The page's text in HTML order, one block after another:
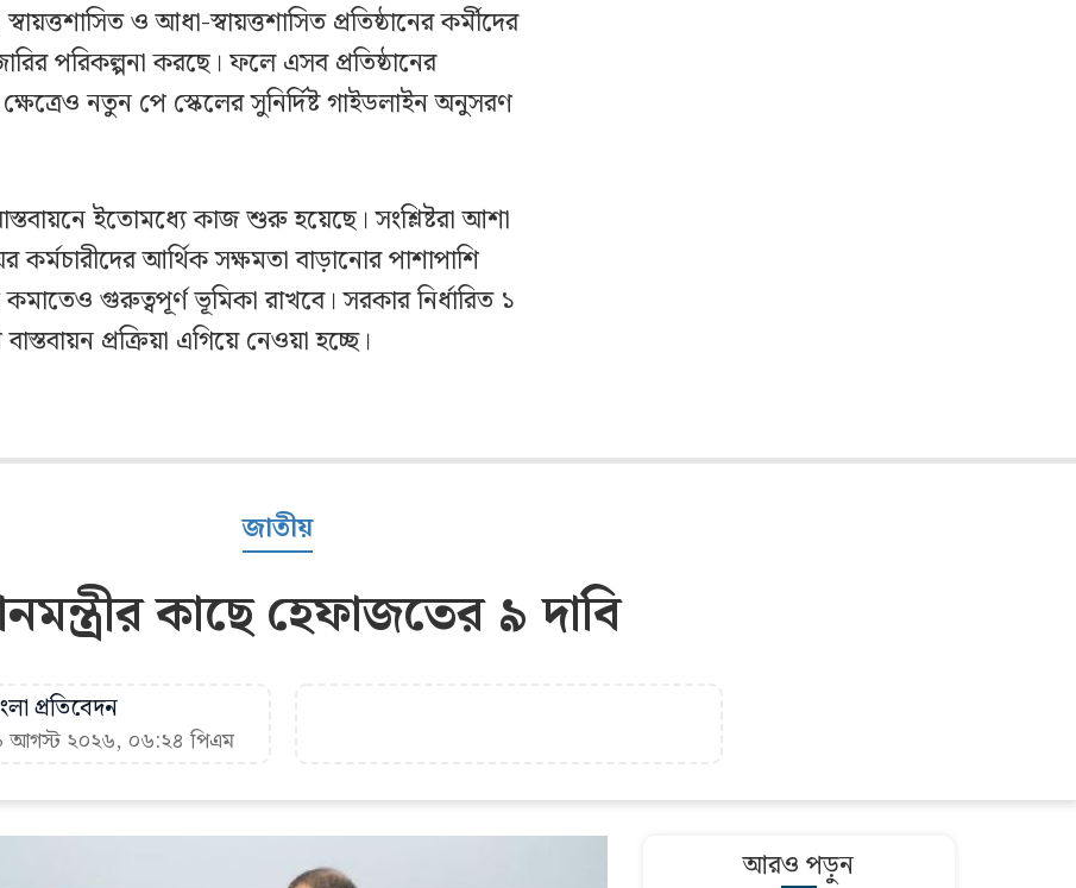
ও আধা-স্বায়ত্তশাসিত প্রতিষ্ঠানের কর্মীদের
পরিকল্পনা করছে। ফলে এসব প্রতিষ্ঠানের
নতুন পে স্কেলের সুনির্দিষ্ট গাইডলাইন অনুসরণ
ইতোমধ্যে কাজ শুরু হয়েছে। সংশ্লিষ্টরা আশা
আর্থিক সক্ষমতা বাড়ানোর পাশাপাশি
গুরুত্বপূর্ণ ভূমিকা রাখবে। সরকার নির্ধারিত ১
প্রক্রিয়া এগিয়ে নেওয়া হচ্ছে।
জাতীয়
কাছে হেফাজতের ৯ দাবি
প্রতিবেদন
আগস্ট ২০২৬, ০৬:২৪ পিএম
আরও পড়ুন